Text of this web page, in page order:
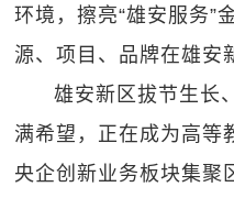
环境，擦亮“雄安服务”
源、项目、品牌在雄安
雄安新区拔节生长
满希望，正在成为高等
央企创新业务板块集聚